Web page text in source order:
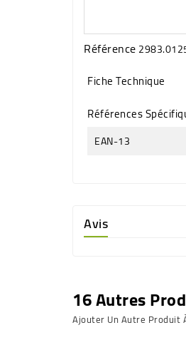
Référence
Fiche Technique
Références
EAN-13
Avis
16 Autres
Ajouter Un Autre Produit